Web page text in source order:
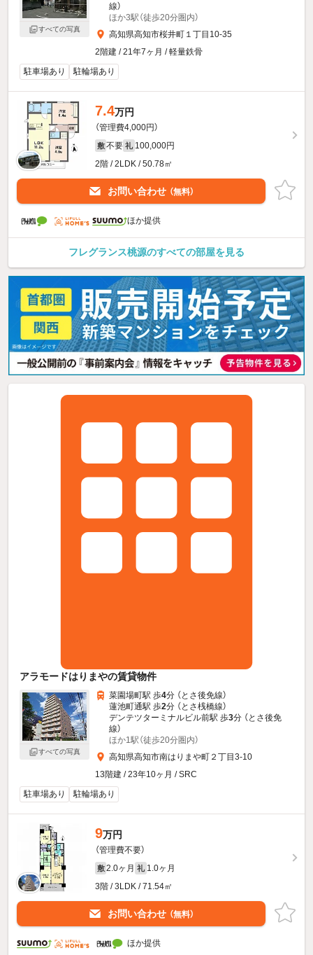
すべての写真
線）
ほか3駅（徒歩20分圏内）
高知県高知市桜井町１丁目10-35
2階建 / 21年7ヶ月 / 軽量鉄骨
駐車場あり
駐輪場あり
7.4万円
（管理費4,000円）
敷 不要 礼 100,000円
2階 / 2LDK / 50.78㎡
お問い合わせ （無料）
ほか提供
フレグランス桃源のすべての部屋を見る
アラモードはりまやの賃貸物件
すべての写真
菜園場町駅 歩4分 （とさ後免線）
蓮池町通駅 歩2分 （とさ桟橋線）
デンテツターミナルビル前駅 歩3分 （とさ後免
線）
ほか1駅（徒歩20分圏内）
高知県高知市南はりまや町２丁目3-10
13階建 / 23年10ヶ月 / SRC
駐車場あり
駐輪場あり
9万円
（管理費不要）
敷 2.0ヶ月 礼 1.0ヶ月
3階 / 3LDK / 71.54㎡
お問い合わせ （無料）
ほか提供